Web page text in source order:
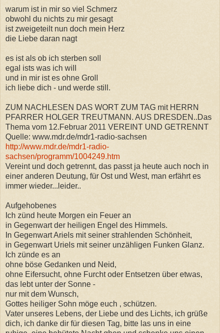
warum ist in mir so viel Schmerz
obwohl du nichts zu mir gesagt
ist zweigeteilt nun doch mein Herz
die Liebe daran nagt
es ist als ob ich sterben soll
egal ists was ich will
und in mir ist es ohne Groll
ich liebe dich - und werde still.
ZUM NACHLESEN DAS WORT ZUM TAG mit HERRN
PFARRER HOLGER TREUTMANN. AUS DRESDEN..Das
Thema vom 12.Februar 2011 VEREINT UND GETRENNT
Quelle: www.mdr.de/mdr1-radio-sachsen
http://www.mdr.de/mdr1-radio-
sachsen/programm/1004249.htm
Vereint und doch getrennt, das passt ja heute auch noch in
einer anderen Deutung, für Ost und West, man erfährt es
immer wieder...leider..
Aufgehobenes
Ich zünd heute Morgen ein Feuer an
in Gegenwart der heiligen Engel des Himmels.
In Gegenwart Ariels mit seiner strahlenden Schönheit,
in Gegenwart Uriels mit seiner unzähligen Funken Glanz.
Ich zünde es an
ohne böse Gedanken und Neid,
ohne Eifersucht, ohne Furcht oder Entsetzen über etwas,
das lebt unter der Sonne -
nur mit dem Wunsch,
Gottes heiliger Sohn möge euch , schützen.
Vater unseres Lebens, der Liebe und des Lichts, ich grüße
dich, ich danke dir für diesen Tag, bitte las uns in eine